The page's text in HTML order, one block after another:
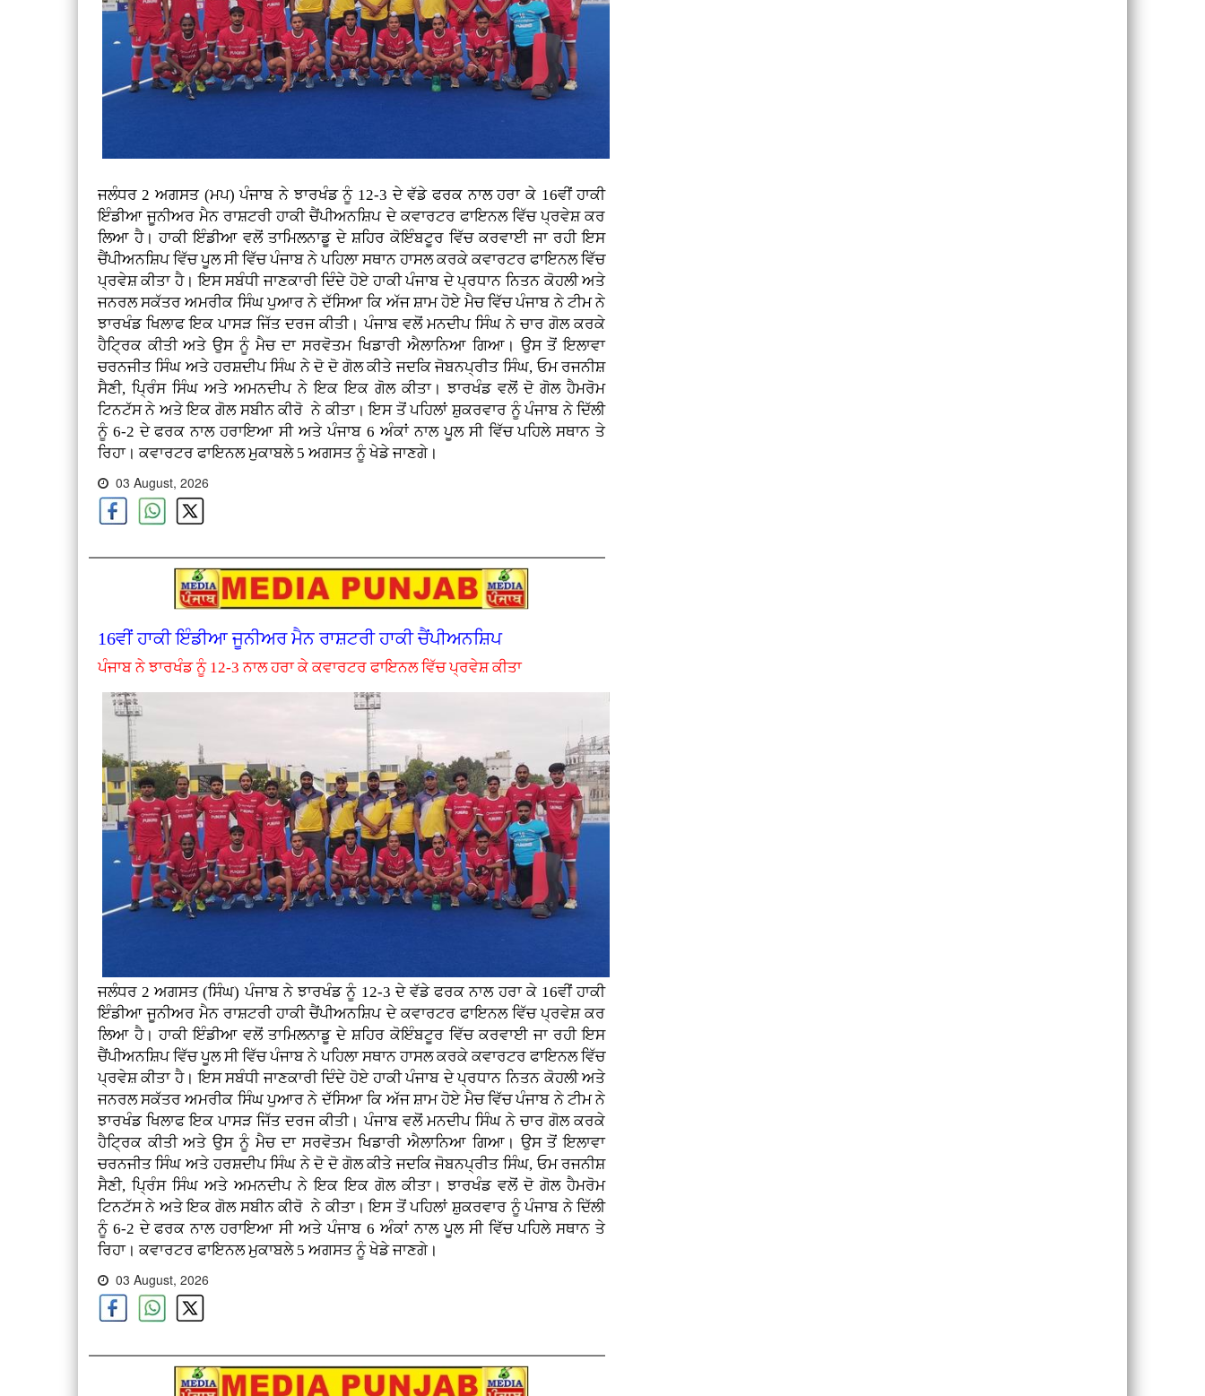
ਜਲੰਧਰ 2 ਅਗਸਤ (ਮਪ) ਪੰਜਾਬ ਨੇ ਝਾਰਖੰਡ ਨੂੰ 12-3 ਦੇ ਵੱਡੇ ਫਰਕ ਨਾਲ ਹਰਾ ਕੇ 16ਵੀਂ ਹਾਕੀ
ਇੰਡੀਆ ਜੂਨੀਅਰ ਮੈਨ ਰਾਸ਼ਟਰੀ ਹਾਕੀ ਚੈਂਪੀਅਨਸ਼ਿਪ ਦੇ ਕਵਾਰਟਰ ਫਾਇਨਲ ਵਿੱਚ ਪ੍ਰਵੇਸ਼ ਕਰ
ਲਿਆ ਹੈ। ਹਾਕੀ ਇੰਡੀਆ ਵਲੋਂ ਤਾਮਿਲਨਾਡੂ ਦੇ ਸ਼ਹਿਰ ਕੋਇੰਬਟੂਰ ਵਿੱਚ ਕਰਵਾਈ ਜਾ ਰਹੀ ਇਸ
ਚੈਂਪੀਅਨਸ਼ਿਪ ਵਿੱਚ ਪੂਲ ਸੀ ਵਿੱਚ ਪੰਜਾਬ ਨੇ ਪਹਿਲਾ ਸਥਾਨ ਹਾਸਲ ਕਰਕੇ ਕਵਾਰਟਰ ਫਾਇਨਲ ਵਿੱਚ
ਪ੍ਰਵੇਸ਼ ਕੀਤਾ ਹੈ। ਇਸ ਸਬੰਧੀ ਜਾਣਕਾਰੀ ਦਿੰਦੇ ਹੋਏ ਹਾਕੀ ਪੰਜਾਬ ਦੇ ਪ੍ਰਧਾਨ ਨਿਤਨ ਕੋਹਲੀ ਅਤੇ
ਜਨਰਲ ਸਕੱਤਰ ਅਮਰੀਕ ਸਿੰਘ ਪੁਆਰ ਨੇ ਦੱਸਿਆ ਕਿ ਅੱਜ ਸ਼ਾਮ ਹੋਏ ਮੈਚ ਵਿੱਚ ਪੰਜਾਬ ਨੇ ਟੀਮ ਨੇ
ਝਾਰਖੰਡ ਖਿਲਾਫ ਇਕ ਪਾਸੜ ਜਿੱਤ ਦਰਜ ਕੀਤੀ। ਪੰਜਾਬ ਵਲੋਂ ਮਨਦੀਪ ਸਿੰਘ ਨੇ ਚਾਰ ਗੋਲ ਕਰਕੇ
ਹੈਟ੍ਰਿਕ ਕੀਤੀ ਅਤੇ ਉਸ ਨੂੰ ਮੈਚ ਦਾ ਸਰਵੋਤਮ ਖਿਡਾਰੀ ਐਲਾਨਿਆ ਗਿਆ। ਉਸ ਤੋਂ ਇਲਾਵਾ
ਚਰਨਜੀਤ ਸਿੰਘ ਅਤੇ ਹਰਸ਼ਦੀਪ ਸਿੰਘ ਨੇ ਦੋ ਦੋ ਗੋਲ ਕੀਤੇ ਜਦਕਿ ਜੋਬਨਪ੍ਰੀਤ ਸਿੰਘ, ਓਮ ਰਜਨੀਸ਼
ਸੈਣੀ, ਪ੍ਰਿੰਸ ਸਿੰਘ ਅਤੇ ਅਮਨਦੀਪ ਨੇ ਇਕ ਇਕ ਗੋਲ ਕੀਤਾ। ਝਾਰਖੰਡ ਵਲੋਂ ਦੋ ਗੋਲ ਹੈਮਰੋਮ
ਟਿਨਟੱਸ ਨੇ ਅਤੇ ਇਕ ਗੋਲ ਸਬੀਨ ਕੀਰੋ ਨੇ ਕੀਤਾ। ਇਸ ਤੋਂ ਪਹਿਲਾਂ ਸ਼ੁਕਰਵਾਰ ਨੂੰ ਪੰਜਾਬ ਨੇ ਦਿੱਲੀ
ਨੂੰ 6-2 ਦੇ ਫਰਕ ਨਾਲ ਹਰਾਇਆ ਸੀ ਅਤੇ ਪੰਜਾਬ 6 ਅੰਕਾਂ ਨਾਲ ਪੂਲ ਸੀ ਵਿੱਚ ਪਹਿਲੇ ਸਥਾਨ ਤੇ
ਰਿਹਾ। ਕਵਾਰਟਰ ਫਾਇਨਲ ਮੁਕਾਬਲੇ 5 ਅਗਸਤ ਨੂੰ ਖੇਡੇ ਜਾਣਗੇ।
03 August, 2026
16ਵੀਂ ਹਾਕੀ ਇੰਡੀਆ ਜੂਨੀਅਰ ਮੈਨ ਰਾਸ਼ਟਰੀ ਹਾਕੀ ਚੈਂਪੀਅਨਸ਼ਿਪ
ਪੰਜਾਬ ਨੇ ਝਾਰਖੰਡ ਨੂੰ 12-3 ਨਾਲ ਹਰਾ ਕੇ ਕਵਾਰਟਰ ਫਾਇਨਲ ਵਿੱਚ ਪ੍ਰਵੇਸ਼ ਕੀਤਾ
ਜਲੰਧਰ 2 ਅਗਸਤ (ਸਿੰਘ) ਪੰਜਾਬ ਨੇ ਝਾਰਖੰਡ ਨੂੰ 12-3 ਦੇ ਵੱਡੇ ਫਰਕ ਨਾਲ ਹਰਾ ਕੇ 16ਵੀਂ ਹਾਕੀ
ਇੰਡੀਆ ਜੂਨੀਅਰ ਮੈਨ ਰਾਸ਼ਟਰੀ ਹਾਕੀ ਚੈਂਪੀਅਨਸ਼ਿਪ ਦੇ ਕਵਾਰਟਰ ਫਾਇਨਲ ਵਿੱਚ ਪ੍ਰਵੇਸ਼ ਕਰ
ਲਿਆ ਹੈ। ਹਾਕੀ ਇੰਡੀਆ ਵਲੋਂ ਤਾਮਿਲਨਾਡੂ ਦੇ ਸ਼ਹਿਰ ਕੋਇੰਬਟੂਰ ਵਿੱਚ ਕਰਵਾਈ ਜਾ ਰਹੀ ਇਸ
ਚੈਂਪੀਅਨਸ਼ਿਪ ਵਿੱਚ ਪੂਲ ਸੀ ਵਿੱਚ ਪੰਜਾਬ ਨੇ ਪਹਿਲਾ ਸਥਾਨ ਹਾਸਲ ਕਰਕੇ ਕਵਾਰਟਰ ਫਾਇਨਲ ਵਿੱਚ
ਪ੍ਰਵੇਸ਼ ਕੀਤਾ ਹੈ। ਇਸ ਸਬੰਧੀ ਜਾਣਕਾਰੀ ਦਿੰਦੇ ਹੋਏ ਹਾਕੀ ਪੰਜਾਬ ਦੇ ਪ੍ਰਧਾਨ ਨਿਤਨ ਕੋਹਲੀ ਅਤੇ
ਜਨਰਲ ਸਕੱਤਰ ਅਮਰੀਕ ਸਿੰਘ ਪੁਆਰ ਨੇ ਦੱਸਿਆ ਕਿ ਅੱਜ ਸ਼ਾਮ ਹੋਏ ਮੈਚ ਵਿੱਚ ਪੰਜਾਬ ਨੇ ਟੀਮ ਨੇ
ਝਾਰਖੰਡ ਖਿਲਾਫ ਇਕ ਪਾਸੜ ਜਿੱਤ ਦਰਜ ਕੀਤੀ। ਪੰਜਾਬ ਵਲੋਂ ਮਨਦੀਪ ਸਿੰਘ ਨੇ ਚਾਰ ਗੋਲ ਕਰਕੇ
ਹੈਟ੍ਰਿਕ ਕੀਤੀ ਅਤੇ ਉਸ ਨੂੰ ਮੈਚ ਦਾ ਸਰਵੋਤਮ ਖਿਡਾਰੀ ਐਲਾਨਿਆ ਗਿਆ। ਉਸ ਤੋਂ ਇਲਾਵਾ
ਚਰਨਜੀਤ ਸਿੰਘ ਅਤੇ ਹਰਸ਼ਦੀਪ ਸਿੰਘ ਨੇ ਦੋ ਦੋ ਗੋਲ ਕੀਤੇ ਜਦਕਿ ਜੋਬਨਪ੍ਰੀਤ ਸਿੰਘ, ਓਮ ਰਜਨੀਸ਼
ਸੈਣੀ, ਪ੍ਰਿੰਸ ਸਿੰਘ ਅਤੇ ਅਮਨਦੀਪ ਨੇ ਇਕ ਇਕ ਗੋਲ ਕੀਤਾ। ਝਾਰਖੰਡ ਵਲੋਂ ਦੋ ਗੋਲ ਹੈਮਰੋਮ
ਟਿਨਟੱਸ ਨੇ ਅਤੇ ਇਕ ਗੋਲ ਸਬੀਨ ਕੀਰੋ ਨੇ ਕੀਤਾ। ਇਸ ਤੋਂ ਪਹਿਲਾਂ ਸ਼ੁਕਰਵਾਰ ਨੂੰ ਪੰਜਾਬ ਨੇ ਦਿੱਲੀ
ਨੂੰ 6-2 ਦੇ ਫਰਕ ਨਾਲ ਹਰਾਇਆ ਸੀ ਅਤੇ ਪੰਜਾਬ 6 ਅੰਕਾਂ ਨਾਲ ਪੂਲ ਸੀ ਵਿੱਚ ਪਹਿਲੇ ਸਥਾਨ ਤੇ
ਰਿਹਾ। ਕਵਾਰਟਰ ਫਾਇਨਲ ਮੁਕਾਬਲੇ 5 ਅਗਸਤ ਨੂੰ ਖੇਡੇ ਜਾਣਗੇ।
03 August, 2026